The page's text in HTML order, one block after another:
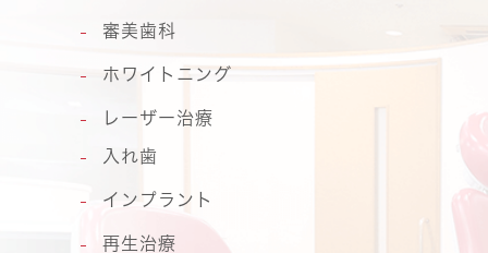
審美歯科
ホワイトニング
レーザー治療
入れ歯
インプラント
再生治療